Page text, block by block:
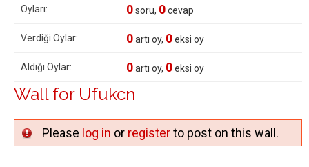
Oyları: 0soru, 0cevap
Verdiği Oylar: 0artı oy, 0eksi oy
Aldığı Oylar: 0artı oy, 0eksi oy
Wall for Ufukcn
Please log in or registerto post on this wall.